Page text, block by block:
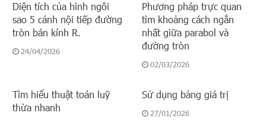
Diện tích của hình ngôi
sao 5 cánh nội tiếp đường
tròn bán kính R.
24/04/2026
Phương pháp trực quan
tìm khoảng cách ngắn
nhất giữa parabol và
đường tròn
02/03/2026
Tìm hiểu thuật toán luỹ
thừa nhanh
Sử dụng bảng giá trị
27/01/2026